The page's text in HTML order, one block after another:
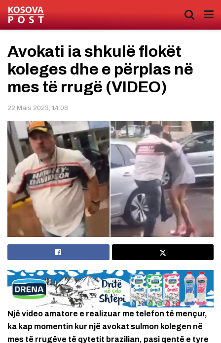
Avokati ia shkulë flokët
koleges dhe e përplas në
mes të rrugë (VIDEO)
22 Mars 2023, 14:08
Një video amatore e realizuar me telefon të mençur,
ka kap momentin kur një avokat sulmon kolegen në
mes të rrugëve të qytetit brazilian, pasi qentë e tyre